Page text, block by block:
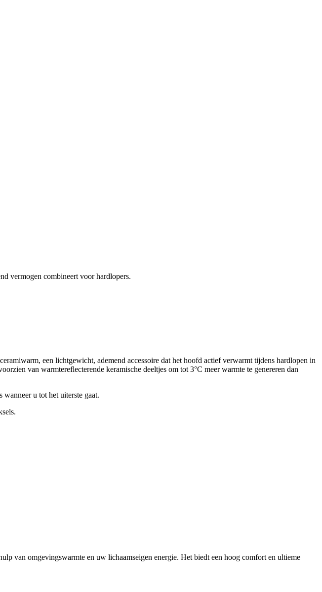
vermogen combineert voor hardlopers.
een lichtgewicht, ademend accessoire dat het hoofd actief verwarmt tijdens hardlopen in
van warmtereflecterende keramische deeltjes om tot 3°C meer warmte te genereren dan
u tot het uiterste gaat.
van omgevingswarmte en uw lichaamseigen energie. Het biedt een hoog comfort en ultieme